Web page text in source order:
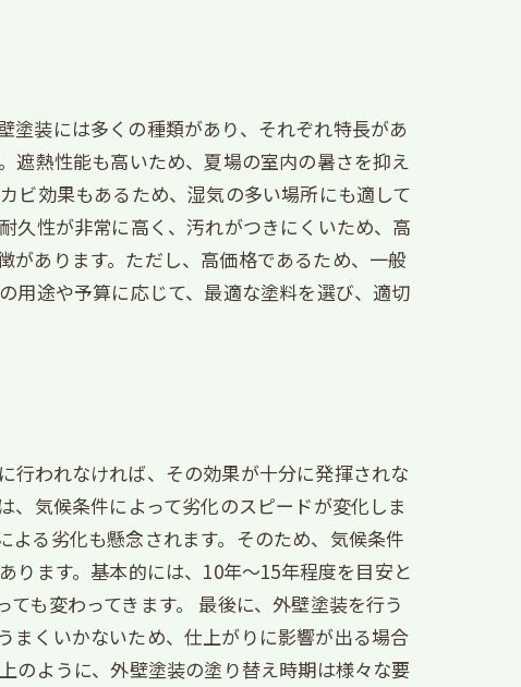
塗装には多くの種類があり、それぞれ特長があ
遮熱性能も高いため、夏場の室内の暑さを抑え
ビ効果もあるため、湿気の多い場所にも適して
久性が非常に高く、汚れがつきにくいため、高
あります。ただし、高価格であるため、一般
用途や予算に応じて、最適な塗料を選び、適切
行われなければ、その効果が十分に発揮されな
、気候条件によって劣化のスピードが変化しま
る劣化も懸念されます。そのため、気候条件
ります。基本的には、10年～15年程度を目安と
も変わってきます。 最後に、外壁塗装を行う
まくいかないため、仕上がりに影響が出る場合
のように、外壁塗装の塗り替え時期は様々な要